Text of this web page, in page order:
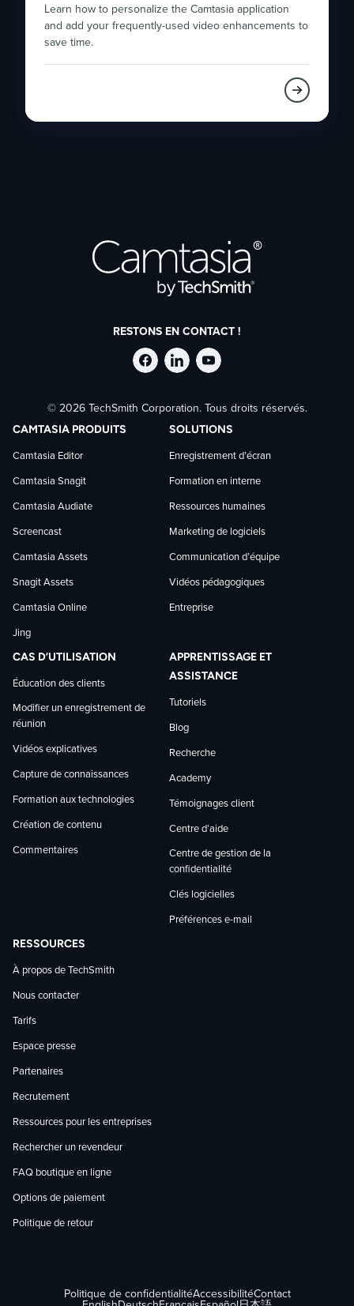
Learn how to personalize the Camtasia application
and add your frequently-used video enhancements to
save time.
RESTONS EN CONTACT !
Suivre
TechSmith
sur
Facebook
Suivre
TechSmith
sur
LinkedIn
Suivre
TechSmith
sur
YouTube
© 2026 TechSmith Corporation. Tous droits réservés.
CAMTASIA PRODUITS
Camtasia Editor
Camtasia Snagit
Camtasia Audiate
Screencast
Camtasia Assets
Snagit Assets
Camtasia Online
Jing
SOLUTIONS
Enregistrement d’écran
Formation en interne
Ressources humaines
Marketing de logiciels
Communication d’équipe
Vidéos pédagogiques
Entreprise
CAS D’UTILISATION
Éducation des clients
Modifier un enregistrement de
réunion
Vidéos explicatives
Capture de connaissances
Formation aux technologies
Création de contenu
Commentaires
APPRENTISSAGE ET
ASSISTANCE
Tutoriels
Blog
Recherche
Academy
Témoignages client
Centre d’aide
Centre de gestion de la
confidentialité
Clés logicielles
Préférences e-mail
RESSOURCES
À propos de TechSmith
Nous contacter
Tarifs
Espace presse
Partenaires
Recrutement
Ressources pour les entreprises
Rechercher un revendeur
FAQ boutique en ligne
Options de paiement
Politique de retour
Politique de confidentialitéAccessibilitéContact